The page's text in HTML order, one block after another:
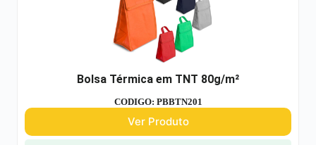
Bolsa Térmica em TNT 80g/m²
CODIGO: PBBTN201
Ver Produto